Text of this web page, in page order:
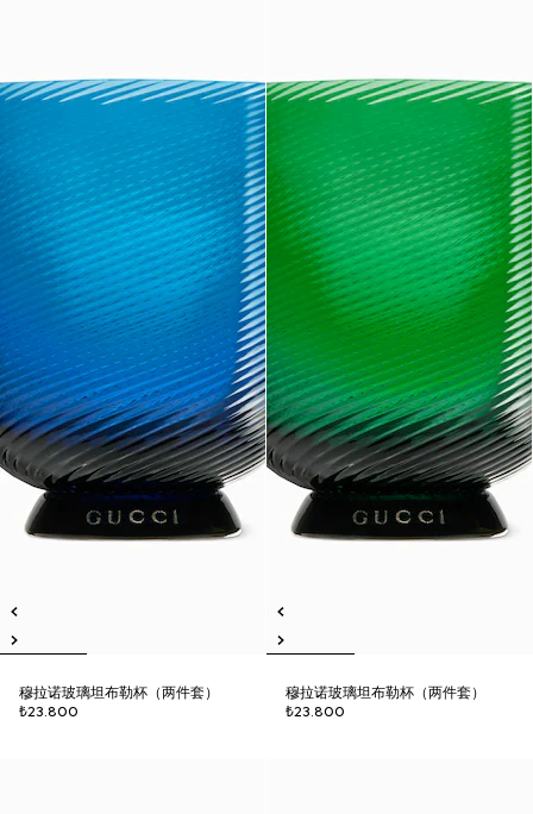
穆拉诺玻璃坦布勒杯（两件套）
₺23.800
穆拉诺玻璃坦布勒杯（两件套）
₺23.800